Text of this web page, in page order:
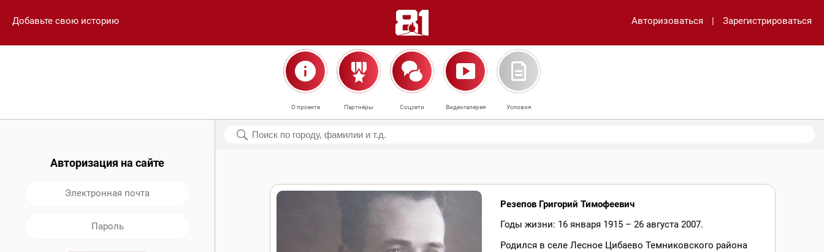
Добавьте свою историю Авторизоваться | Зарегистрироваться
О проекте Партнёры Соцсети Видеогалерея Условия
Авторизация на сайте
Резепов Григорий Тимофеевич
Годы жизни: 16 января 1915 – 26 августа 2007.
Родился в селе Лесное Цибаево Темниковского района